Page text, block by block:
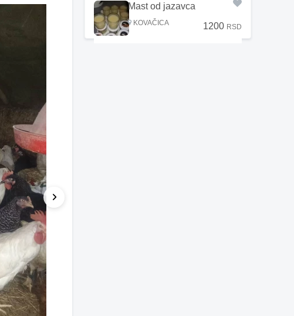
Mast od jazavca
KOVAČICA 1200 RSD